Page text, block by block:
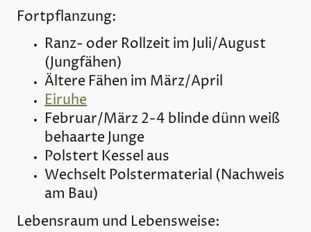
Fortpflanzung:
Ranz- oder Rollzeit im Juli/August
(Jungfähen)
Ältere Fähen im März/April
Eiruhe
Februar/März 2-4 blinde dünn weiß
behaarte Junge
Polstert Kessel aus
Wechselt Polstermaterial (Nachweis
am Bau)
Lebensraum und Lebensweise: